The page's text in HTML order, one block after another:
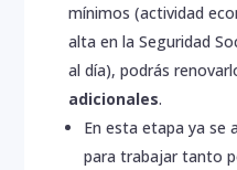
mínimos (actividad
alta en la Seguridad
al día), podrás
adicionales.
En esta etapa ya se
para trabajar tanto